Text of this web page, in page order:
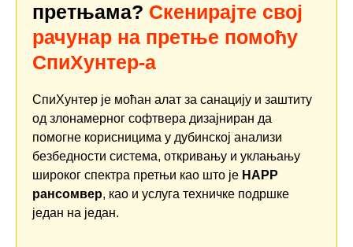
претњама? Скенирајте свој
рачунар на претње помоћу
СпиХунтер-а
СпиХунтер је моћан алат за санацију и заштиту
од злонамерног софтвера дизајниран да
помогне корисницима у дубинској анализи
безбедности система, откривању и уклањању
широког спектра претњи као што је HAPP
рансомвер, као и услуга техничке подршке
један на један.